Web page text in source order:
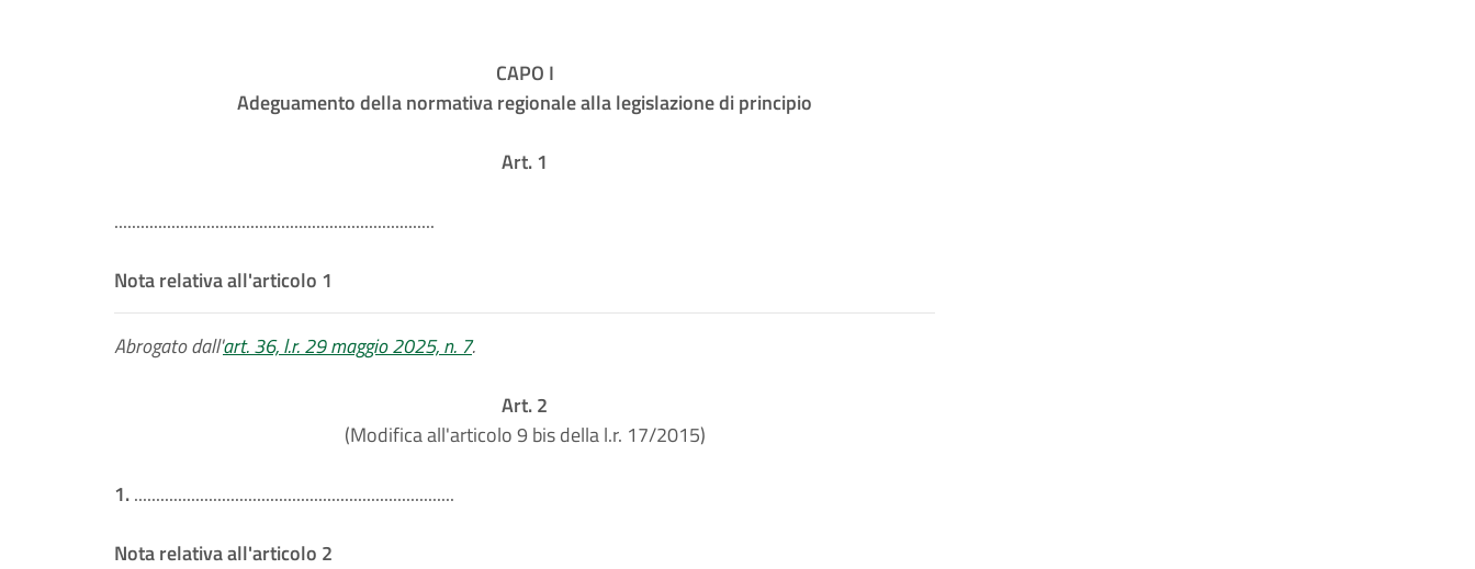
CAPO I
Adeguamento della normativa regionale alla legislazione di principio
Art. 1
.........................................................................
Nota relativa all'articolo 1
Abrogato dall'art. 36, l.r. 29 maggio 2025, n. 7.
Art. 2
(Modifica all'articolo 9 bis della l.r. 17/2015)
1..........................................................................
Nota relativa all'articolo 2